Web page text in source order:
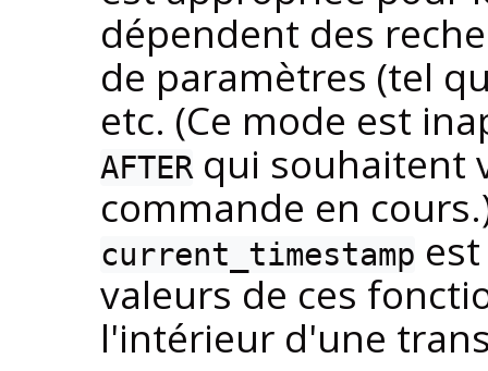
dépendent des
de paramètres (tel
etc. (Ce mode est
AFTERqui souhaitent
commande en
current_timestamp
valeurs de ces
l'intérieur d'une